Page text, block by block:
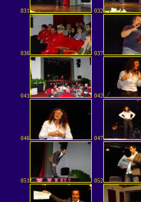
031 032
036 037
041 042
046 047
051 052